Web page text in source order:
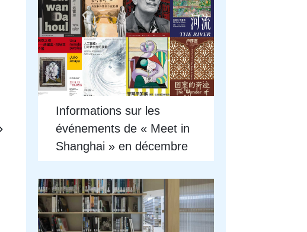
Informations sur les
événements de « Meet in
Shanghai » en décembre